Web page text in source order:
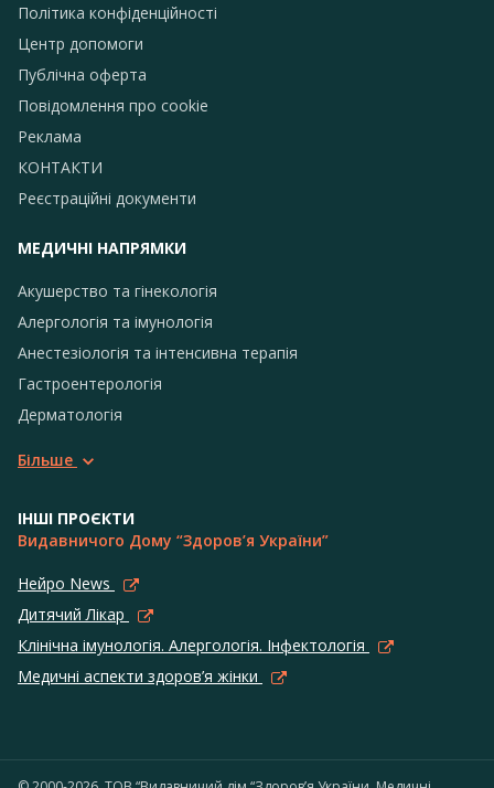
Політика конфіденційності
Центр допомоги
Публічна оферта
Повідомлення про сookie
Реклама
КОНТАКТИ
Реєстраційні документи
МЕДИЧНІ НАПРЯМКИ
Акушерство та гінекологія
Алергологія та імунологія
Анестезіологія та інтенсивна терапія
Гастроентерологія
Дерматологія
Більше
ІНШІ ПРОЄКТИ
Видавничого Дому “Здоров’я України”
Нейро News
Дитячий Лікар
Клінічна імунологія. Алергологія. Інфектологія
Медичні аспекти здоров’я жінки